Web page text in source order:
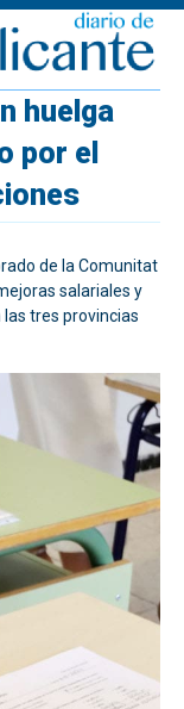
huelga
por el
de la Comunitat
salariales y
tres provincias